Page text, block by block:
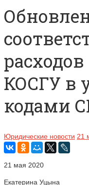
КОСГУ в
кодами
Юридические новости 21
21 мая 2020
Екатерина Уцына